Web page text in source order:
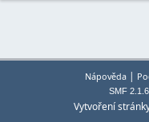
Nápověda|
SMF
Vytvoření